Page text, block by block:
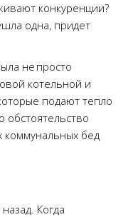
конкуренции?
одна, придет
не просто
котельной и
подают тепло
обстоятельство
коммунальных бед
Когда